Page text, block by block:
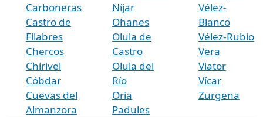
Carboneras
Castro de
Filabres
Chercos
Chirivel
Cóbdar
Cuevas del
Almanzora
Níjar
Ohanes
Olula de
Castro
Olula del
Río
Oria
Padules
Vélez-
Blanco
Vélez-Rubio
Vera
Viator
Vícar
Zurgena